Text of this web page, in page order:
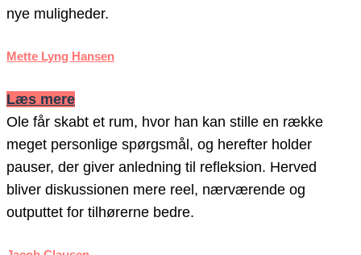
nye muligheder.
Mette Lyng Hansen
Læs mere
Ole får skabt et rum, hvor han kan stille en række
meget personlige spørgsmål, og herefter holder
pauser, der giver anledning til refleksion. Herved
bliver diskussionen mere reel, nærværende og
outputtet for tilhørerne bedre.